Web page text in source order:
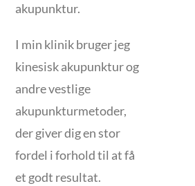
akupunktur.
I min klinik bruger jeg
kinesisk akupunktur og
andre vestlige
akupunkturmetoder,
der giver dig en stor
fordel i forhold til at få
et godt resultat.